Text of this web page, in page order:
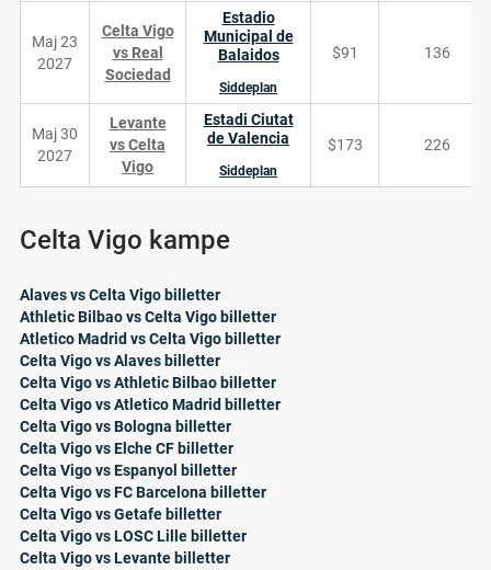
Maj 23
2027
Celta Vigo
vs Real
Sociedad
Estadio
Municipal de
Balaidos
Siddeplan
$91 136
Maj 30
2027
Levante
vs Celta
Vigo
Estadi Ciutat
de Valencia
Siddeplan
$173 226
Celta Vigo kampe
Alaves vs Celta Vigo billetter
Athletic Bilbao vs Celta Vigo billetter
Atletico Madrid vs Celta Vigo billetter
Celta Vigo vs Alaves billetter
Celta Vigo vs Athletic Bilbao billetter
Celta Vigo vs Atletico Madrid billetter
Celta Vigo vs Bologna billetter
Celta Vigo vs Elche CF billetter
Celta Vigo vs Espanyol billetter
Celta Vigo vs FC Barcelona billetter
Celta Vigo vs Getafe billetter
Celta Vigo vs LOSC Lille billetter
Celta Vigo vs Levante billetter